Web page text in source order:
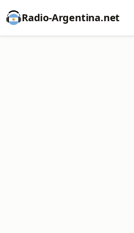
Radio-Argentina.net